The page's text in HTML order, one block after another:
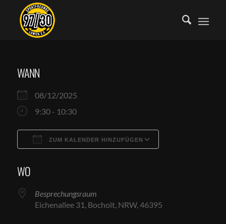
WANN
08/12/2025
9:30 - 10:30
ZUM KALENDER HINZUFÜGEN
WO
Besprechungsraum
Eichenallee 31, Bocholt, NRW, 46395